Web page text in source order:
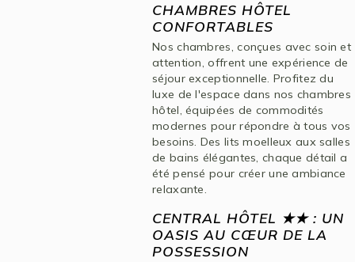
CHAMBRES HÔTEL
CONFORTABLES
Nos chambres, conçues avec soin et
attention, offrent une expérience de
séjour exceptionnelle. Profitez du
luxe de l'espace dans nos chambres
hôtel, équipées de commodités
modernes pour répondre à tous vos
besoins. Des lits moelleux aux salles
de bains élégantes, chaque détail a
été pensé pour créer une ambiance
relaxante.
CENTRAL HÔTEL ★★ : UN
OASIS AU CŒUR DE LA
POSSESSION